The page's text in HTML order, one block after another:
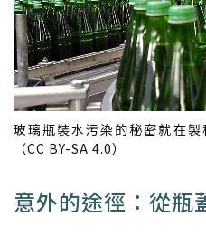
玻璃瓶裝水污染的秘密就在
（CC BY-SA 4.0）
意外的途徑：從瓶